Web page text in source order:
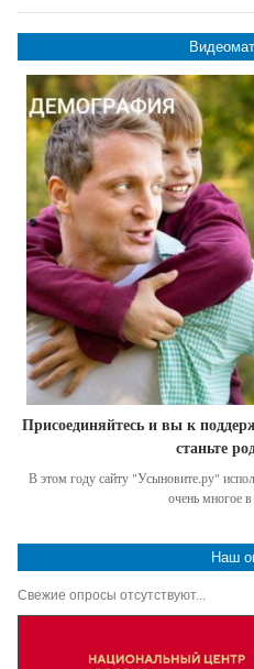
Присоединяйтесь и вы к
станьте
В этом году сайту "Усыновите.ру"
очень многое
Наш
Свежие опросы отсутствуют...